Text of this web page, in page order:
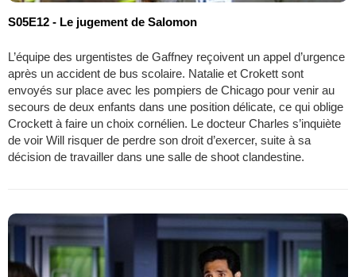
S05E12 - Le jugement de Salomon
L’équipe des urgentistes de Gaffney reçoivent un appel d’urgence
après un accident de bus scolaire. Natalie et Crokett sont
envoyés sur place avec les pompiers de Chicago pour venir au
secours de deux enfants dans une position délicate, ce qui oblige
Crockett à faire un choix cornélien. Le docteur Charles s’inquiète
de voir Will risquer de perdre son droit d’exercer, suite à sa
décision de travailler dans une salle de shoot clandestine.